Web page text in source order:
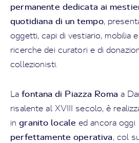
permanente dedicata ai
quotidiana di un tempo,
oggetti, capi di vestiario, mobilia
ricerche dei curatori e di
collezionisti.
Lafontana di Piazza Roma a
risalente al XVIII secolo, è
ingranito locale ed ancora oggi
perfettamente operativa, col